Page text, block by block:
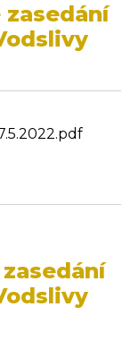
zasedání